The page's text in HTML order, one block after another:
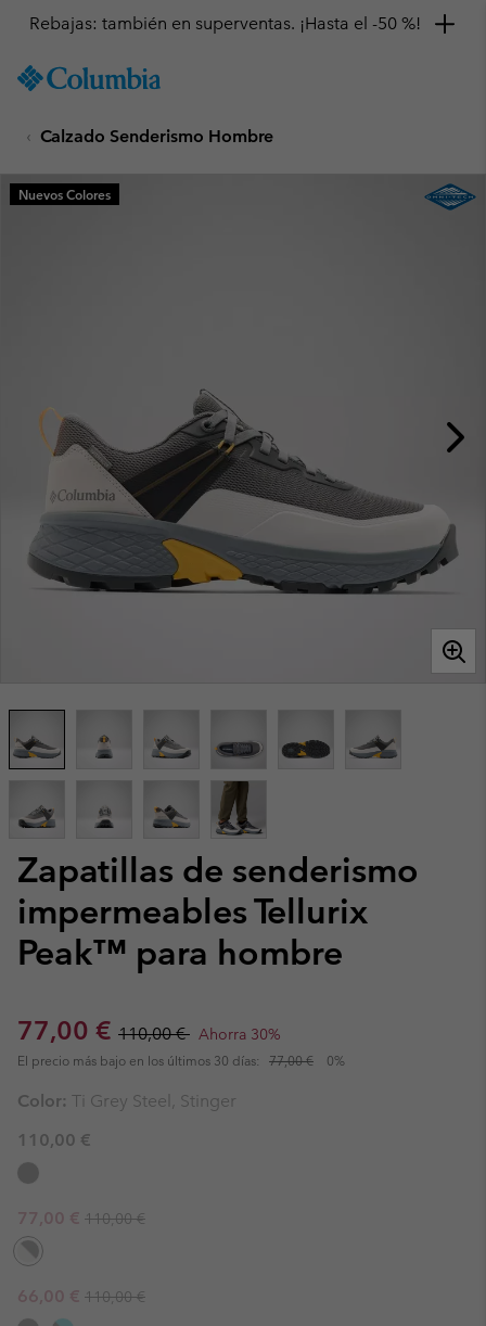
TO
SKIP
MAIN
NAV
Rebajas: también en superventas. ¡Hasta el -50 %!
Calzado Senderismo Hombre
Zapatillas de senderismo
impermeables Tellurix
Peak™ para hombre
Sale price:
77,00 € Regular price:
110,00 € Ahorra 30%
El precio más bajo en los últimos 30 días: 77,00 € 0%
Nuevos Colores
Color: Ti Grey Steel, Stinger
110,00 €
Sale price:
77,00 € Regular price:
110,00 €
Sale price:
66,00 € Regular price:
110,00 €